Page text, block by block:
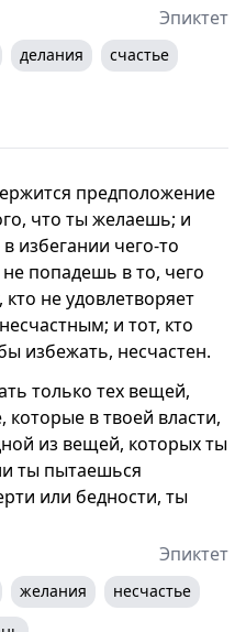
Эпиктет
делания
счастье
предположение
что ты желаешь; и
избегании чего-то
попадешь в то, чего
не удовлетворяет
и тот, кто
избежать, несчастен.
только тех вещей,
в твоей власти,
из вещей, которых ты
ты пытаешься
или бедности, ты
Эпиктет
желания
несчастье